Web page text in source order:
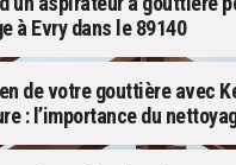
à Evry dans le 89140
de votre gouttière avec
: l’importance du